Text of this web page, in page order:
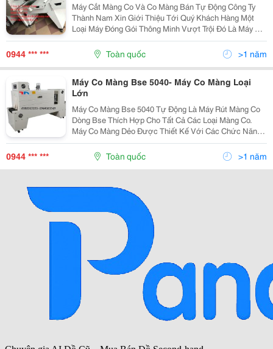
Máy Cắt Màng Co Và Co Màng Bán Tự Động Công Ty
Thành Nam Xin Giới Thiệu Tới Quý Khách Hàng Một
Loại Máy Đóng Gói Thông Minh Vượt Trội Đó Là Máy Rút
Và Co Màng Mềm Bán Tự Động,Máy Rút Và Co Màng
Thông Qua Công Nghệ Tiên Tiến Nước Ngoài Với Hiệu
0944 *** *** Toàn quốc >1 năm
Máy Co Màng Bse 5040- Máy Co Màng Loại
Lớn
Máy Co Màng Bse 5040 Tự Động Là Máy Rút Màng Co
Dòng Bse Thích Hợp Cho Tất Cả Các Loại Màng Co.
Máy Co Màng Dẻo Được Thiết Kế Với Các Chức Năng
Tự Động Nhận Sản Phẩm, Quản Lý, Co Rút, Làm Mát
Và Định Hình Sản Phẩm Cố Định. Máy Bse 5040 Hoạt...
0944 *** *** Toàn quốc >1 năm